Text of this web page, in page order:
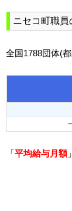
ニセコ町職員
全国1788団体(
「平均給与月額